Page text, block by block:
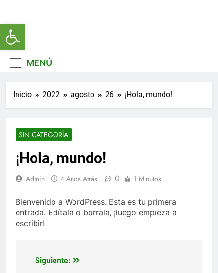
Abrir barra de herramientas
contenido
De Ceutí
MENÚ
Inicio 2022 agosto 26 ¡Hola, mundo!
SIN CATEGORÍA
¡Hola, mundo!
Admin 4 Años Atrás 0 1 Minutos
Bienvenido a WordPress. Esta es tu primera
entrada. Edítala o bórrala, ¡luego empieza a
escribir!
Navegación
Siguiente: